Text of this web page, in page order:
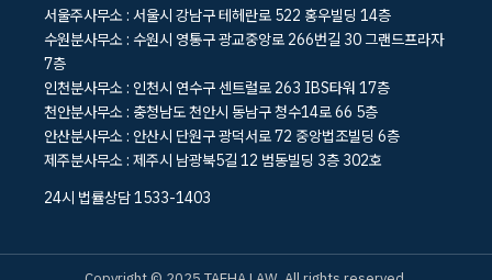
서울주사무소 : 서울시 강남구 테헤란로 522 홍우빌딩 14층
수원분사무소 : 수원시 영통구 광교중앙로 266번길 30 그랜드프라자
7층
인천분사무소 : 인천시 연수구 센트럴로 263 IBS타워 17층
천안분사무소 : 충청남도 천안시 동남구 청수14로 66 5층
안산분사무소 : 안산시 단원구 광덕서로 72 중앙법조빌딩 6층
제주분사무소 : 제주시 남광북5길 12 범동빌딩 3층 302호
24시 법률상담 1533-1403